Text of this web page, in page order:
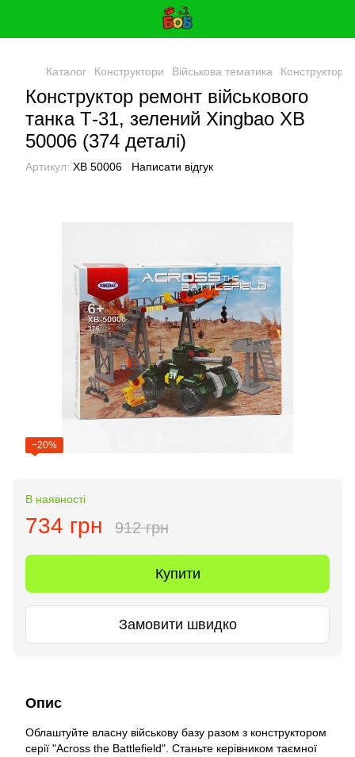
Каталог Конструктори Військова тематика Конструктор
Конструктор ремонт військового
танка Т-31, зелений Xingbao ХВ
50006 (374 деталі)
Артикул: ХВ 50006 Написати відгук
−20%
В наявності
734 грн 912 грн
Купити
Замовити швидко
Опис
Облаштуйте власну військову базу разом з конструктором
серії "Across the Battlefield". Станьте керівником таємної